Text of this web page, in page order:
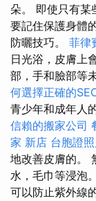
朵。 即使只有某
要記住保護身體
防曬技巧。 菲律
日光浴，皮膚上
部，手和臉部等
何選擇正確的
青少年和成年人
信賴的搬家公司
家 新店 台胞證
地改善皮膚的。
水，毛巾等浸泡
可以防止紫外線